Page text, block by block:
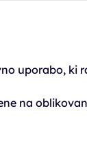
uporabo, ki
na